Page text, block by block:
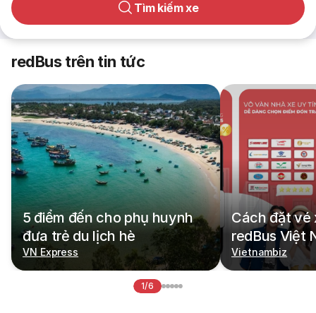
Tìm kiếm xe
redBus trên tin tức
5 điểm đến cho phụ huynh
đưa trẻ du lịch hè
VN Express
Cách đặt vé
redBus Việt
Vietnambiz
1/6